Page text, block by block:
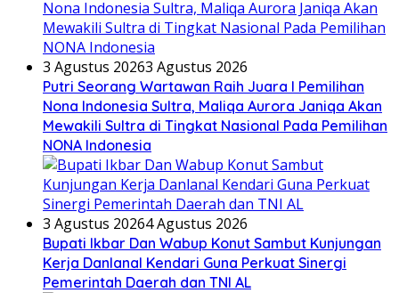
3 Agustus 20263 Agustus 2026
Putri Seorang Wartawan ‎Raih Juara I Pemilihan
Nona Indonesia Sultra, Maliqa Aurora Janiqa Akan
Mewakili Sultra di Tingkat Nasional Pada Pemilihan
NONA Indonesia
3 Agustus 20264 Agustus 2026
Bupati Ikbar Dan Wabup Konut Sambut Kunjungan
Kerja Danlanal Kendari Guna Perkuat Sinergi
Pemerintah Daerah dan TNI AL